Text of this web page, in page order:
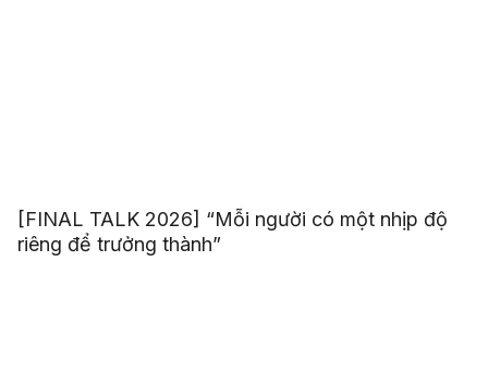
[FINAL TALK 2026] “Mỗi người có một nhịp độ
riêng để trưởng thành”